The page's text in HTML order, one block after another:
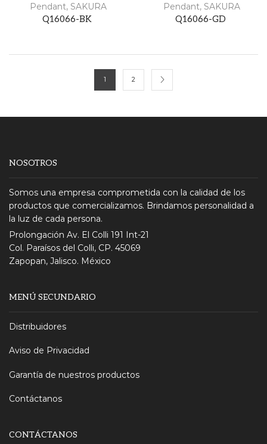
Pendant, SAKURA
Q16066-BK
Pendant, SAKURA
Q16066-GD
1 2
NOSOTROS
Somos una empresa comprometida con la calidad de los
productos que comercializamos. Brindamos personalidad a
la luz de cada persona.
Prolongación Av. El Colli 191 Int-21
Col. Paraísos del Colli, CP. 45069
Zapopan, Jalisco. México
MENÚ SECUNDARIO
Distribuidores
Aviso de Privacidad
Garantía de nuestros productos
Contáctanos
CONTÁCTANOS